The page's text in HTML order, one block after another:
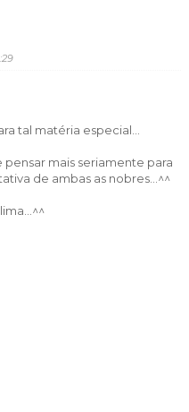
tal matéria especial...
mais seriamente para
de ambas as nobres...^^